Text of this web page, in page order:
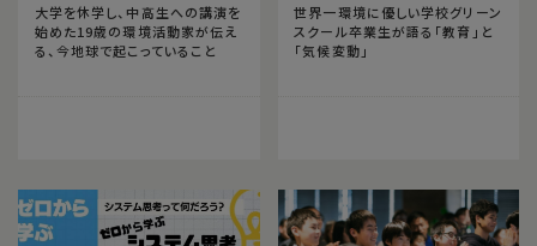
大学を休学し、中高生への講演を
始めた19歳の環境活動家が伝え
る、今地球で起こっていること
世界一環境に優しい学校グリーン
スクール卒業生が語る「教育」と
「気候変動」